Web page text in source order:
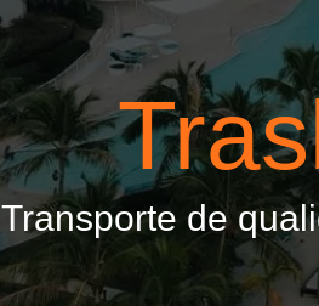
Transporte de